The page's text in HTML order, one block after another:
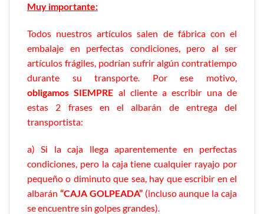
Muy importante:
Todos nuestros artículos salen de fábrica con el
embalaje en perfectas condiciones, pero al ser
artículos frágiles, podrían sufrir algún contratiempo
durante su transporte. Por ese motivo,
obligamos SIEMPRE al cliente a escribir una de
estas 2 frases en el albarán de entrega del
transportista:
a) Si la caja llega aparentemente en perfectas
condiciones, pero la caja tiene cualquier rayajo por
pequeño o diminuto que sea, hay que escribir en el
albarán “CAJA GOLPEADA”(incluso aunque la caja
se encuentre sin golpes grandes).